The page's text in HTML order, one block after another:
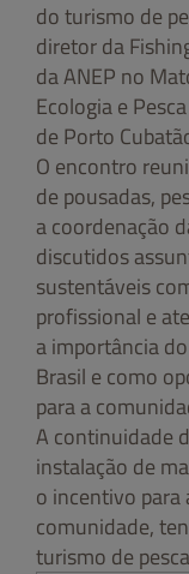
do turismo de
diretor da
da ANEP no
Ecologia e
de Porto
O encontro
de pousadas,
a coordenação
discutidos
sustentáveis
profissional e
a importância
Brasil e como
para a
A continuidade
instalação de
o incentivo
comunidade,
turismo de